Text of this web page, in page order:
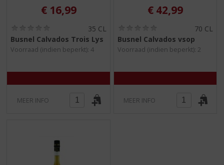
g
a
t
€ 16,99
,
0
)
35 CL
Busnel Calvados Trois Lys
Voorraad (indien beperkt): 4
MEER INFO
€ 42,99
,
0
)
70 CL
Busnel Calvados vsop
Voorraad (indien beperkt): 2
MEER INFO